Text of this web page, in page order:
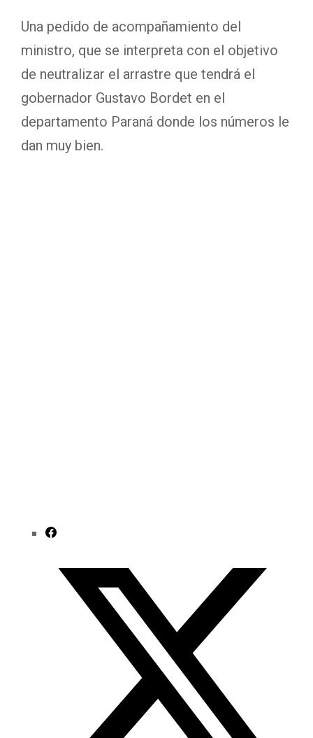
Una pedido de acompañamiento del
ministro, que se interpreta con el objetivo
de neutralizar el arrastre que tendrá el
gobernador Gustavo Bordet en el
departamento Paraná donde los números le
dan muy bien.